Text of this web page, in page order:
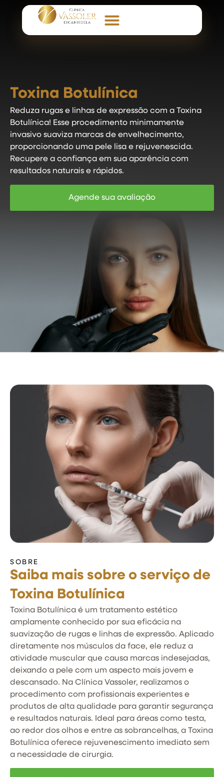
Toxina Botulínica
Reduza rugas e linhas de expressão com a Toxina
Botulínica! Esse procedimento minimamente
invasivo suaviza marcas de envelhecimento,
proporcionando uma pele lisa e rejuvenescida.
Recupere a confiança em sua aparência com
resultados naturais e rápidos.
Agende sua avaliação
SOBRE
Saiba mais sobre o serviço de
Toxina Botulínica
Toxina Botulínica é um tratamento estético
amplamente conhecido por sua eficácia na
suavização de rugas e linhas de expressão. Aplicado
diretamente nos músculos da face, ele reduz a
atividade muscular que causa marcas indesejadas,
deixando a pele com um aspecto mais jovem e
descansado. Na Clínica Vassoler, realizamos o
procedimento com profissionais experientes e
produtos de alta qualidade para garantir segurança
e resultados naturais. Ideal para áreas como testa,
ao redor dos olhos e entre as sobrancelhas, a Toxina
Botulínica oferece rejuvenescimento imediato sem
a necessidade de cirurgia.